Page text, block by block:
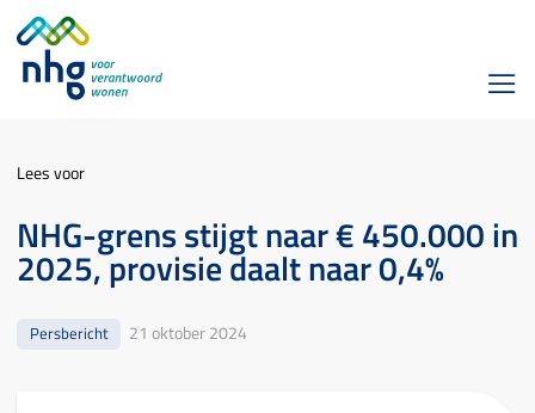
Lees voor
NHG-grens stijgt naar € 450.000 in
2025, provisie daalt naar 0,4%
Persbericht 21 oktober 2024